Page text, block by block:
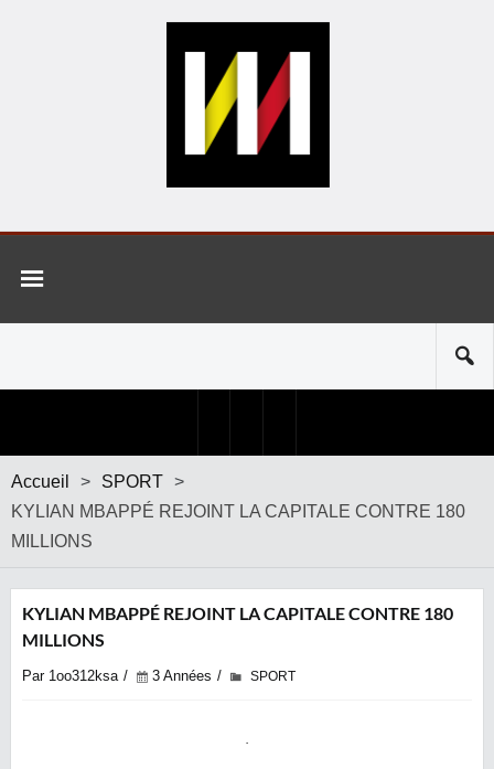
Accueil > SPORT >
KYLIAN MBAPPÉ REJOINT LA CAPITALE ‎CONTRE 180
MILLIONS
KYLIAN MBAPPÉ REJOINT LA CAPITALE ‎CONTRE 180
MILLIONS
Par 1oo312ksa 3 Années SPORT